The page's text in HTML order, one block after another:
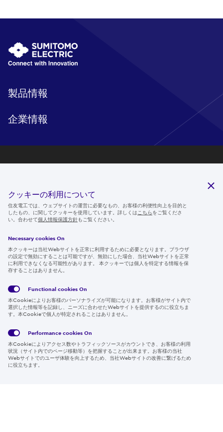
製品情報
企業情報
ニュースルーム
IR情報
採用情報
Global
Policy
サイト
約
Region & Language:
Japan | JP
クッキーの利用について
住友電工では、ウェブサイトの運営に必要なもの、お客様の利便性向上を目的と
したもの、に関してクッキーを使用しています。詳しくは こちらをご覧くださ
い。合わせて個人情報保護方針もご覧ください。
Necessary cookies On
本クッキーは当社Webサイトを正常に利用するために必要となります。ブラウザ
の設定で無効にすることは可能ですが、無効にした場合、当社Webサイトを正常
に利用できなくなる可能性があります。 本クッキーでは個人を特定する情報を保
存することはありません。
Functional cookies On
本Cookieによりお客様のパーソナライズが可能になります。お客様がサイト内で
選択した情報等を記録し、ニーズに合わせたWebサイトを提供するのに役立ちま
す。本Cookieで個人が特定されることはありません。
Performance cookies On
本Cookieによりアクセス数やトラフィックソースがカウントでき、お客様の利用
状況（サイト内でのページ移動等）を把握することが出来ます。お客様の当社
Webサイトでのユーザ体験を向上するため、当社Webサイトの改善に繋げるため
に役立ちます。